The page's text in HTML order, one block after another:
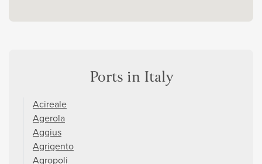
Ports in Italy
Acireale
Agerola
Aggius
Agrigento
Agropoli